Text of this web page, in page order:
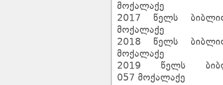
მოქალაქე
2017 წელს
მოქალაქე
2018 წელს
მოქალაქე
2019 წელს
057 მოქალაქე